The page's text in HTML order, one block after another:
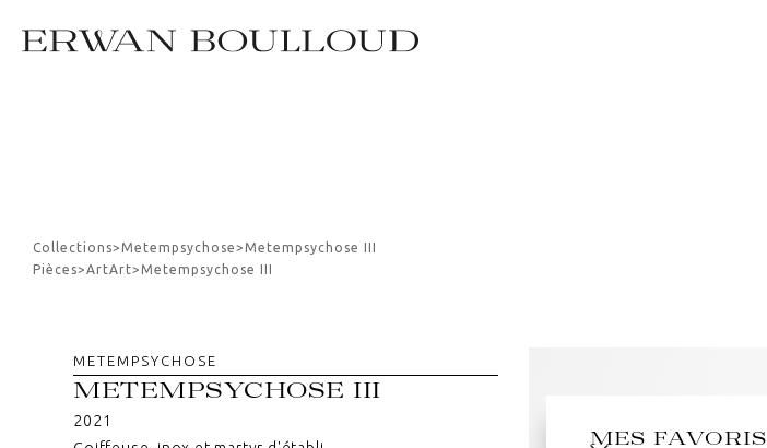
MES FAVORIS
Collections>Metempsychose>Metempsychose III
Pièces>ArtArt>Metempsychose III
METEMPSYCHOSE
METEMPSYCHOSE III
2021